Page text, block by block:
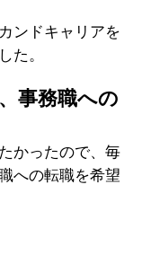
ンドキャリアを
た。
事務職への
かったので、毎
への転職を希望